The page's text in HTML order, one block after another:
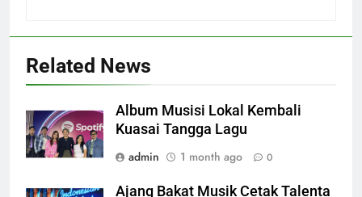
Related News
Album Musisi Lokal Kembali
Kuasai Tangga Lagu
admin
1 month ago 0
Ajang Bakat Musik Cetak Talenta